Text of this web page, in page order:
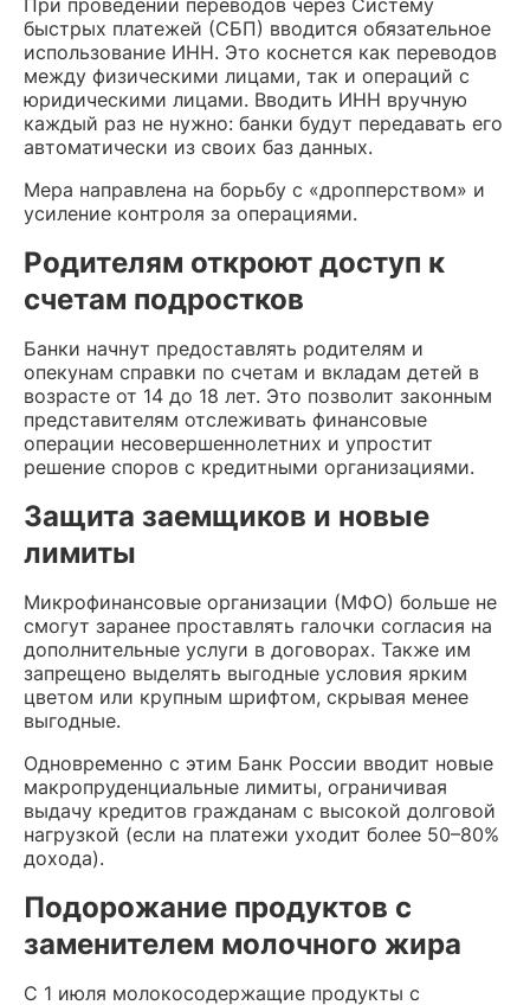
быстрых платежей (СБП) вводится обязательное
использование ИНН. Это коснется как переводов
между физическими лицами, так и операций с
юридическими лицами. Вводить ИНН вручную
каждый раз не нужно: банки будут передавать его
автоматически из своих баз данных.
Мера направлена на борьбу с «дропперством» и
усиление контроля за операциями.
Родителям откроют доступ к
счетам подростков
Банки начнут предоставлять родителям и
опекунам справки по счетам и вкладам детей в
возрасте от 14 до 18 лет. Это позволит законным
представителям отслеживать финансовые
операции несовершеннолетних и упростит
решение споров с кредитными организациями.
Защита заемщиков и новые
лимиты
Микрофинансовые организации (МФО) больше не
смогут заранее проставлять галочки согласия на
дополнительные услуги в договорах. Также им
запрещено выделять выгодные условия ярким
цветом или крупным шрифтом, скрывая менее
выгодные.
Одновременно с этим Банк России вводит новые
макропруденциальные лимиты, ограничивая
выдачу кредитов гражданам с высокой долговой
нагрузкой (если на платежи уходит более 50–80%
дохода).
Подорожание продуктов с
заменителем молочного жира
С 1 июля молокосодержащие продукты с